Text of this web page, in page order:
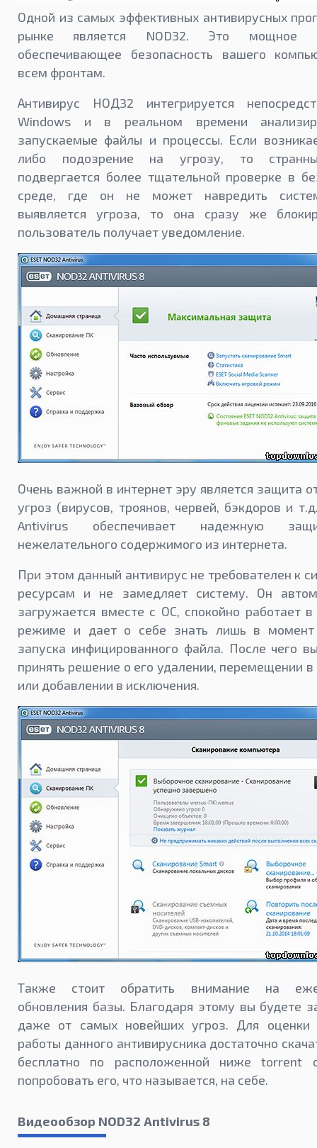
Одной из самых эффективных антивирусных
рынке является NOD32. Это мощное
обеспечивающее безопасность вашего
всем фронтам.
Антивирус НОД32 интегрируется
Windows и в реальном времени
запускаемые файлы и процессы. Если
либо подозрение на угрозу, то
подвергается более тщательной проверке в
среде, где он не может навредить
выявляется угроза, то она сразу же
пользователь получает уведомление.
Очень важной в интернет эру является защита
угроз (вирусов, троянов, червей, бэкдоров и
Antivirus обеспечивает надежную
нежелательного содержимого из интернета.
При этом данный антивирус не требователен к
ресурсам и не замедляет систему. Он
загружается вместе с ОС, спокойно работает
режиме и дает о себе знать лишь в момент
запуска инфицированного файла. После чего
принять решение о его удалении, перемещении в
или добавлении в исключения.
Также стоит обратить внимание на
обновления базы. Благодаря этому вы будете
даже от самых новейших угроз. Для оценки
работы данного антивирусника достаточно
бесплатно по расположенной ниже torrent
попробовать его, что называется, на себе.
Видеообзор NOD32 Antivirus 8